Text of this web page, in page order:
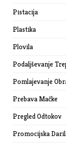
Pistacija
Plastika
Plovila
Podaljševanje
Pomlajevanje
Prebava Mačke
Pregled Odtokov
Promocijska